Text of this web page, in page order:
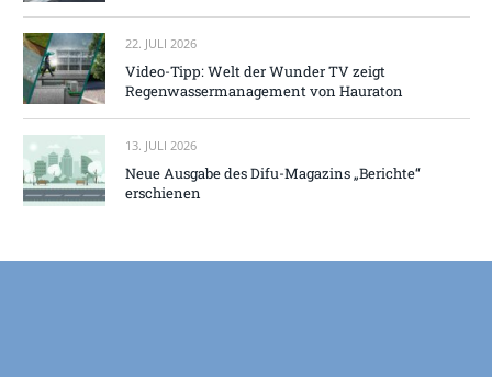
22. JULI 2026
Video-Tipp: Welt der Wunder TV zeigt
Regenwassermanagement von Hauraton
13. JULI 2026
Neue Ausgabe des Difu-Magazins „Berichte“
erschienen